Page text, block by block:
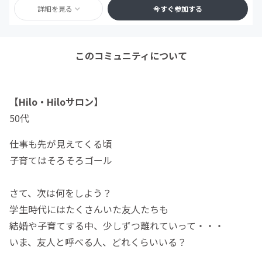
詳細を見る 今すぐ参加する
このコミュニティについて
【Hilo・Hiloサロン】
50代
仕事も先が見えてくる頃
子育てはそろそろゴール
さて、次は何をしよう？
学生時代にはたくさんいた友人たちも
結婚や子育てする中、少しずつ離れていって・・・
いま、友人と呼べる人、どれくらいいる？